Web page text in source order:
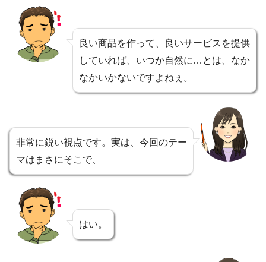
良い商品を作って、良いサービスを提供
していれば、いつか自然に…とは、なか
なかいかないですよねぇ。
非常に鋭い視点です。実は、今回のテー
マはまさにそこで、
はい。